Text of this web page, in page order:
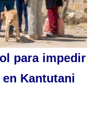
para impedir
Kantutani